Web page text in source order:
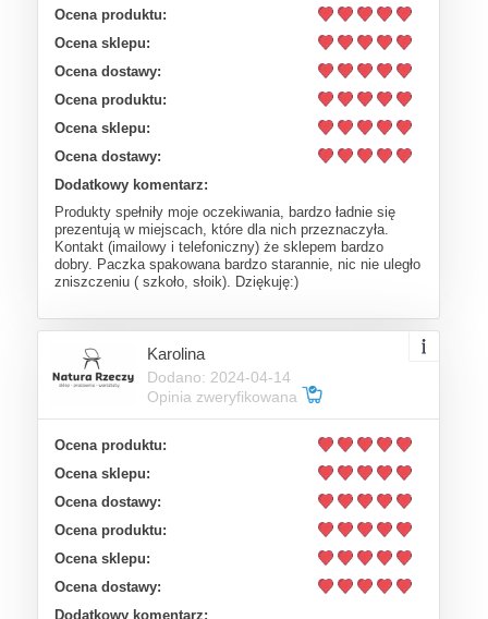
Ocena produktu:
Ocena sklepu:
Ocena dostawy:
Ocena produktu:
Ocena sklepu:
Ocena dostawy:
Dodatkowy komentarz:
Produkty spełniły moje oczekiwania, bardzo ładnie się
prezentują w miejscach, które dla nich przeznaczyła.
Kontakt (imailowy i telefoniczny) że sklepem bardzo
dobry. Paczka spakowana bardzo starannie, nic nie uległo
zniszczeniu ( szkoło, słoik). Dziękuję:)
Karolina
Dodano: 2024-04-14
Opinia zweryfikowana
Ocena produktu:
Ocena sklepu:
Ocena dostawy:
Ocena produktu:
Ocena sklepu:
Ocena dostawy:
Dodatkowy komentarz: